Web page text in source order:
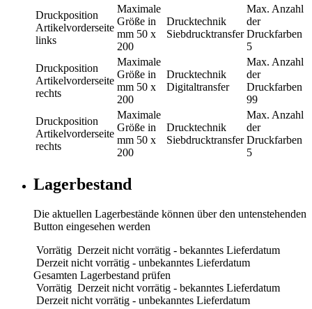
Druckposition
Artikelvorderseite
links
Maximale
Größe in
mm 50 x
200
Drucktechnik
Siebdrucktransfer
Max. Anzahl
der
Druckfarben
5
Druckposition
Artikelvorderseite
rechts
Maximale
Größe in
mm 50 x
200
Drucktechnik
Digitaltransfer
Max. Anzahl
der
Druckfarben
99
Druckposition
Artikelvorderseite
rechts
Maximale
Größe in
mm 50 x
200
Drucktechnik
Siebdrucktransfer
Max. Anzahl
der
Druckfarben
5
Lagerbestand
Die aktuellen Lagerbestände können über den untenstehenden
Button eingesehen werden
Vorrätig Derzeit nicht vorrätig - bekanntes Lieferdatum
Derzeit nicht vorrätig - unbekanntes Lieferdatum
Gesamten Lagerbestand prüfen
Vorrätig Derzeit nicht vorrätig - bekanntes Lieferdatum
Derzeit nicht vorrätig - unbekanntes Lieferdatum